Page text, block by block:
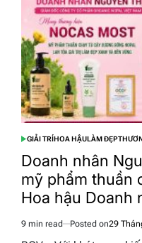
POSTED
IN
GIẢI TRÍHOA HẬULÀM ĐẸP
Doanh nhân
mỹ phẩm thuần
Hoa hậu Doanh
Nam 2026
Estimated
9 min read Posted on29